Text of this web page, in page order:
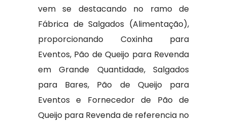
vem se destacando no ramo de
Fábrica de Salgados (Alimentação),
proporcionando Coxinha para
Eventos, Pão de Queijo para Revenda
em Grande Quantidade, Salgados
para Bares, Pão de Queijo para
Eventos e Fornecedor de Pão de
Queijo para Revenda de referencia no